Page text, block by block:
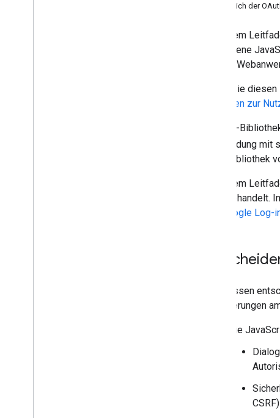
Vergleich der
In diesem
Ihre eigene
für Ihre
Bevor Sie
Leitfaden zur
Die GIS-
Verwendung
Clientbibliothek
In diesem
nicht behandelt.
von Google Log-
Sie müssen
Anforderungen
Die
CSRF).